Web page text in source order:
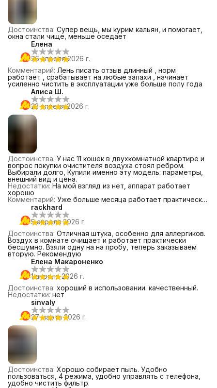
Достоинства: Супер вещь, мы курим кальян, и помогает,
окна стали чище, меньше оседает
Елена
26 апреля 2026 г.
Комментарий: Лень писать отзыв длинный , норм
работает , срабатывает на любые запахи , начинает
усиленно чистить в эксплуатации уже больше полу года
Алиса Ш.
23 апреля 2026 г.
Достоинства: У нас 11 кошек в двухкомнатной квартире и
вопрос покупки очистителя воздуха стоял ребром.
Выбирали долго, Купили именно эту модель: параметры,
внешний вид и цена.
Недостатки: На мой взгляд из нет, аппарат работает
хорошо
Комментарий: Уже больше месяца работает практически
24/7, шерсти стало заметно меньше и дышать свежо.
Даше на намой сильной скорости он практически
бесшумен. Кошкам толк очень нравится, любят сидеть на
нем.
rackhard
5 апреля 2026 г.
Достоинства: Отличная штука, особенно для аллергиков.
Воздух в комнате очищает и работает практически
бесшумно. Взяли одну на на пробу, теперь заказываем
вторую. Рекомендую
Елена Макароненко
1 апреля 2026 г.
Достоинства:
хороший в использовании. качественный.
Недостатки: нет
sinvaly
27 марта 2026 г.
Достоинства: Хорошо собирает пыль. Удобно
пользоваться, 4 режима, удобно управлять с телефона,
удобно чистить фильтр.